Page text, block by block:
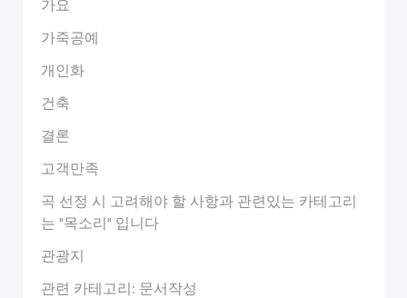
가죽공예
개인화
건축
결론
고객만족
곡 선정 시 고려해야 할 사항과 관련있는 카테고리
는 "목소리" 입니다
관광지
관련 카테고리: 문서작성